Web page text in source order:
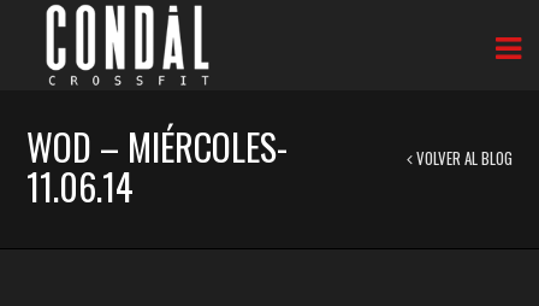
WOD – MIÉRCOLES-
11.06.14
VOLVER AL BLOG